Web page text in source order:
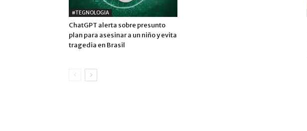
#TEGNOLOGIA
ChatGPT alerta sobre presunto
plan para asesinar a un niño y evita
tragedia en Brasil